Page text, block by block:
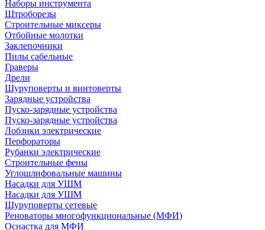
Наборы инструмента
Штроборезы
Строительные миксеры
Отбойные молотки
Заклепочники
Пилы сабельные
Граверы
Дрели
Шуруповерты и винтоверты
Зарядные устройства
Пуско-зарядные устройства
Пуско-зарядные устройства
Лобзики электрические
Перфораторы
Рубанки электрические
Строительные фены
Углошлифовальные машины
Насадки для УШМ
Насадки для УШМ
Шуруповерты сетевые
Реноваторы многофункциональные (МФИ)
Оснастка для МФИ